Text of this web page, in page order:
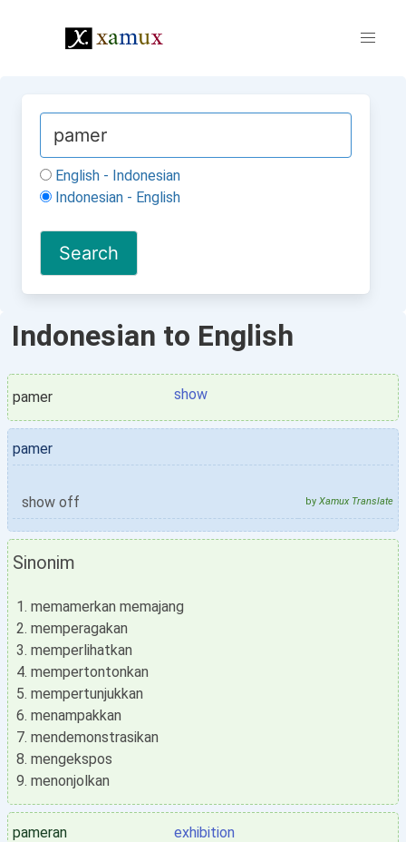
English - Indonesian
Indonesian - English
Indonesian to English
pamer show
pamer
show off by Xamux Translate
Sinonim
memamerkan memajang
memperagakan
memperlihatkan
mempertontonkan
mempertunjukkan
menampakkan
mendemonstrasikan
mengekspos
menonjolkan
pameran
exhibition